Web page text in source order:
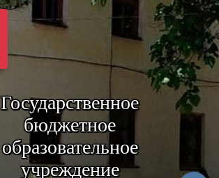
Государственное
бюджетное
образовательное
учреждение